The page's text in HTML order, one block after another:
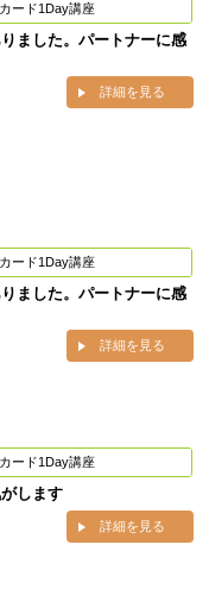
ード1Day講座
ました。パートナーに感
詳細を見る
ード1Day講座
ました。パートナーに感
詳細を見る
ード1Day講座
します
詳細を見る